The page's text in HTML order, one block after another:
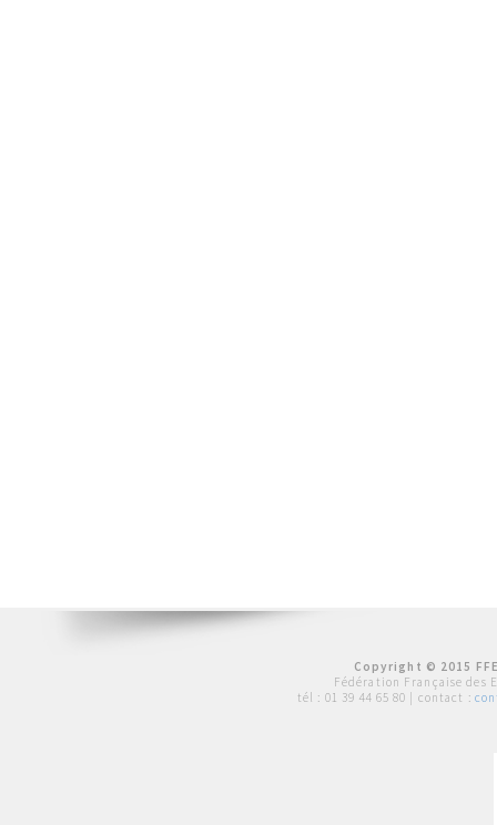
Copyright © 2015
Fédération Française des
tél : 01 39 44 65 80 | contact :